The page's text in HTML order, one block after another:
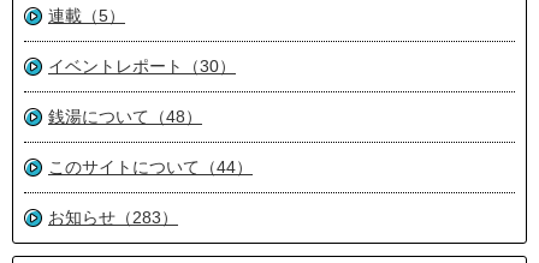
連載（5）
イベントレポート（30）
銭湯について（48）
このサイトについて（44）
お知らせ（283）